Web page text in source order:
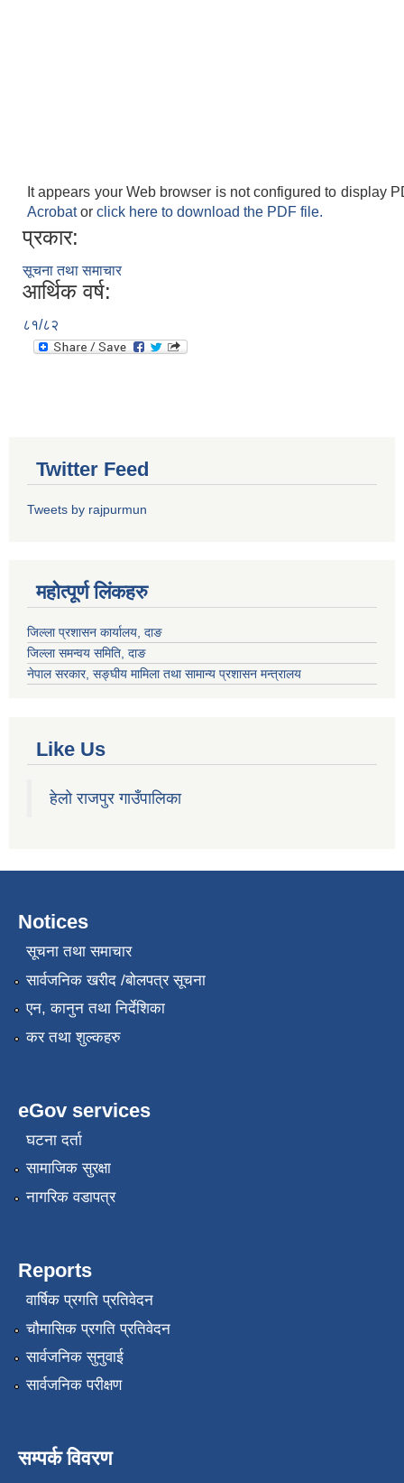
It appears your Web browser is not configured to display
Acrobator click here to download the PDF file.
प्रकार:
सूचना तथा समाचार
आर्थिक वर्ष:
८१/८२
Twitter Feed
Tweets by rajpurmun
महोत्पूर्ण लिंकहरु
जिल्ला प्रशासन कार्यालय, दाङ
जिल्ला समन्वय समिति, दाङ
नेपाल सरकार, सङ्घीय मामिला तथा सामान्य प्रशासन मन्त्रालय
Like Us
हेलो राजपुर गाउँपालिका
Notices
सूचना तथा समाचार
सार्वजनिक खरीद /बोलपत्र सूचना
एन, कानुन तथा निर्देशिका
कर तथा शुल्कहरु
eGov services
घटना दर्ता
सामाजिक सुरक्षा
नागरिक वडापत्र
Reports
वार्षिक प्रगति प्रतिवेदन
चौमासिक प्रगति प्रतिवेदन
सार्वजनिक सुनुवाई
सार्वजनिक परीक्षण
सम्पर्क विवरण